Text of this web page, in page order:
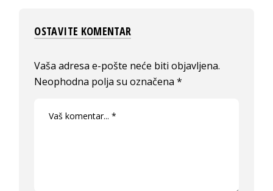
OSTAVITE KOMENTAR
Vaša adresa e-pošte neće biti objavljena.
Neophodna polja su označena*